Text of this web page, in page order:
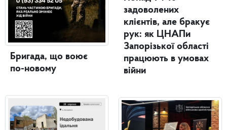
Бригада, що воює
по-новому
задоволених
клієнтів, але бракує
рук: як ЦНАПи
Запорізької області
працюють в умовах
війни